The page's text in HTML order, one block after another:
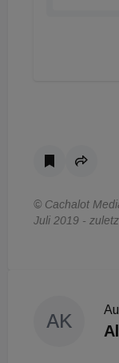
© Cachalot
Juli 2019 -
AK